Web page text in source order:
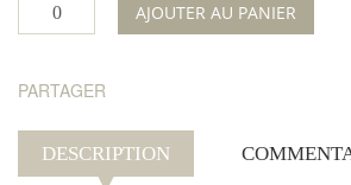
AJOUTER AU PANIER
PARTAGER
DESCRIPTION